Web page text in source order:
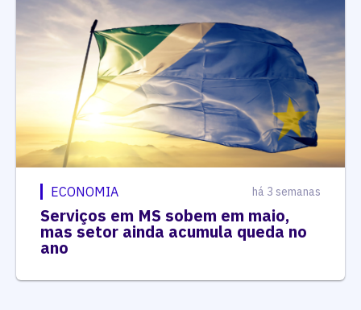
ECONOMIA há 3 semanas
Serviços em MS sobem em maio,
mas setor ainda acumula queda no
ano